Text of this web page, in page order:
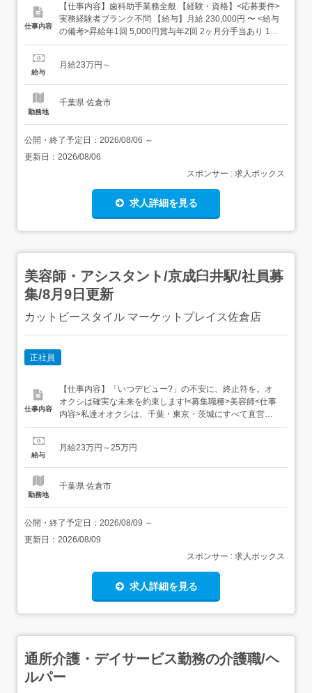
仕事内容
【仕事内容】歯科助手業務全般 【経験・資格】<応募要件>
実務経験者ブランク不問 【給与】月給 230,000円 〜 <給与
の備考>昇給年1回 5,000円賞与年2回 2ヶ月分手当あり 1万
円固定残業代なし交通費別途支給 試用期間なし 【求人番
区町村】佐倉市 【都道府県】千葉県 【最寄り駅】京成本線
給与
月給23万円～
勤務地
千葉県 佐倉市
公開・終了予定日： 2026/08/06 ～
更新日： 2026/08/06
スポンサー : 求人ボックス
求人詳細を見る
美容師・アシスタント/京成臼井駅/社員募
集/8月9日更新
カットビースタイル マーケットプレイス佐倉店
正社員
仕事内容
【仕事内容】「いつデビュー?」の不安に、終止符を。オ
オクシは確実な未来を約束します!<募集職種>美容師<仕事
内容>私達オオクシは、千葉・東京・茨城にすべて直営店
で60店舗のサロンを構えています。6つのブランドを展開
回は、「カットオンリークラブ」と「カットビースタイ
給与
月給23万円～25万円
勤務地
千葉県 佐倉市
公開・終了予定日： 2026/08/09 ～
更新日： 2026/08/09
スポンサー : 求人ボックス
求人詳細を見る
通所介護・デイサービス勤務の介護職/ヘ
ルパー